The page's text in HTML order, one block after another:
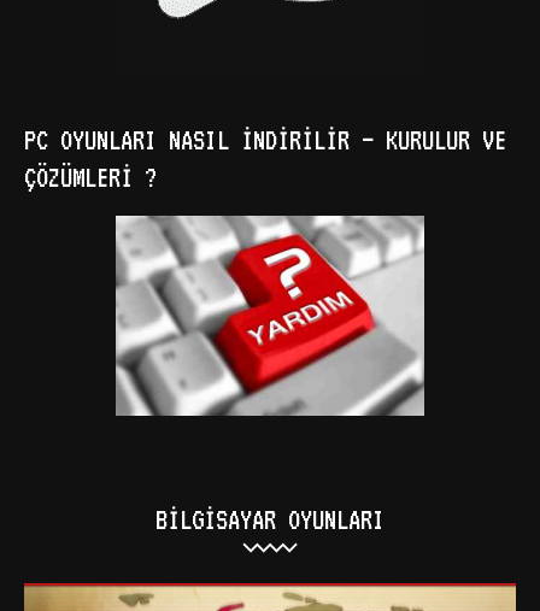
PC OYUNLARI NASIL İNDIRILIR – KURULUR VE
ÇÖZÜMLERI ?
BILGISAYAR OYUNLARI